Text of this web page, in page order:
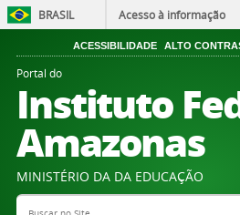
BRASIL Acesso à informação
ACESSIBILIDADE ALTO
Portal do
Instituto
Amazonas
MINISTÉRIO DA DA EDUCAÇÃO
Search Site